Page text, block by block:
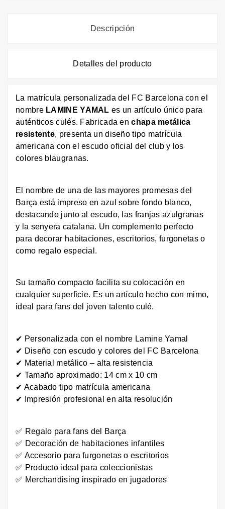
Descripción
Detalles del producto
La matrícula personalizada del FC Barcelona con el
nombre LAMINE YAMAL es un artículo único para
auténticos culés. Fabricada enchapa metálica
resistente, presenta un diseño tipo matrícula
americana con el escudo oficial del club y los
colores blaugranas.
El nombre de una de las mayores promesas del
Barça está impreso en azul sobre fondo blanco,
destacando junto al escudo, las franjas azulgranas
y la senyera catalana. Un complemento perfecto
para decorar habitaciones, escritorios, furgonetas o
como regalo especial.
Su tamaño compacto facilita su colocación en
cualquier superficie. Es un artículo hecho con mimo,
ideal para fans del joven talento culé.
✔ Personalizada con el nombre Lamine Yamal
✔ Diseño con escudo y colores del FC Barcelona
✔ Material metálico – alta resistencia
✔ Tamaño aproximado: 14 cm x 10 cm
✔ Acabado tipo matrícula americana
✔ Impresión profesional en alta resolución
✅ Regalo para fans del Barça
✅ Decoración de habitaciones infantiles
✅ Accesorio para furgonetas o escritorios
✅ Producto ideal para coleccionistas
✅ Merchandising inspirado en jugadores